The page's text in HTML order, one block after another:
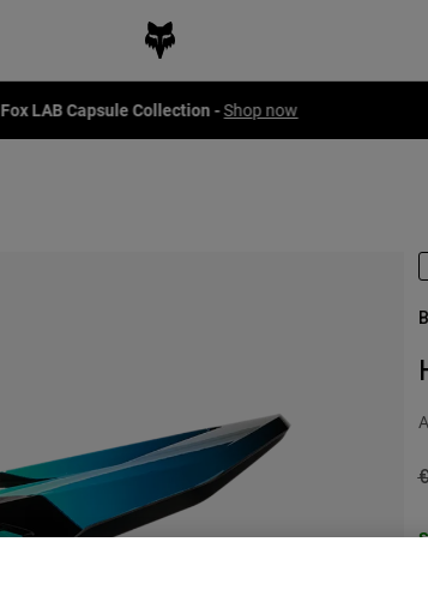
Fox LAB Capsule Collection -Shop now